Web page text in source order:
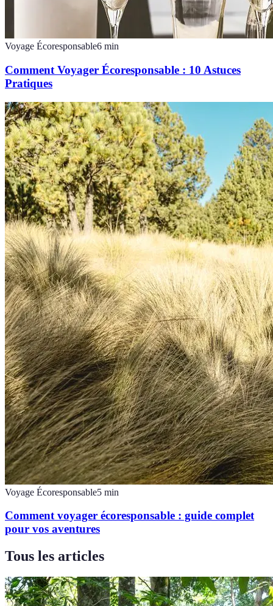
Voyage Écoresponsable6 min
Comment Voyager Écoresponsable : 10 Astuces
Pratiques
Voyage Écoresponsable5 min
Comment voyager écoresponsable : guide complet
pour vos aventures
Tous les articles